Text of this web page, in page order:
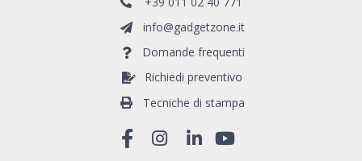
info@gadgetzone.it
Domande frequenti
Richiedi preventivo
Tecniche di stampa